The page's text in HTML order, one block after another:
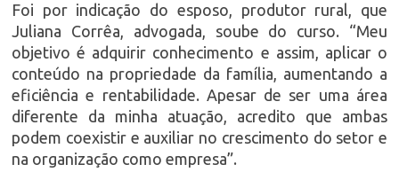
Foi por indicação do esposo, produtor rural, que
Juliana Corrêa, advogada, soube do curso. “Meu
objetivo é adquirir conhecimento e assim, aplicar o
conteúdo na propriedade da família, aumentando a
eficiência e rentabilidade. Apesar de ser uma área
diferente da minha atuação, acredito que ambas
podem coexistir e auxiliar no crescimento do setor e
na organização como empresa”.